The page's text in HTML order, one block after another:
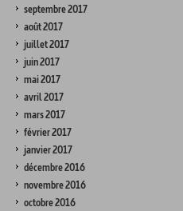
septembre 2017
août 2017
juillet 2017
juin 2017
mai 2017
avril 2017
mars 2017
février 2017
janvier 2017
décembre 2016
novembre 2016
octobre 2016